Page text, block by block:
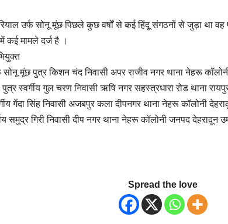
उर्फ सोनू मूंछ पिछले कुछ वर्षों से कई हिंदू संगठनों से जुड़ा था वह
कई मामले दर्ज है ।
मूंछ पुत्र किशन चंद निवासी अपर राजीव नगर थाना नेहरू
स्वर्गीय गुल चरण निवासी ऋषि नगर सहस्त्रधारा रोड थाना
गेंदा सिंह निवासी अजबपुर कला दीपनगर थाना नेहरू कॉलोनी
समुद्र गिरी निवासी दीप नगर थाना नेहरू कॉलोनी जनपद देहरादून
Spread the love